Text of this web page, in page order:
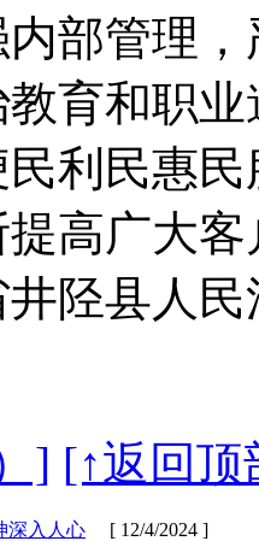
部管理
育和职
利民惠
高广大
陉县人民
] [↑返回顶
深入人心 [ 12/4/2024 ]